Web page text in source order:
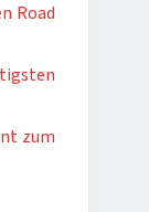
Road
zum